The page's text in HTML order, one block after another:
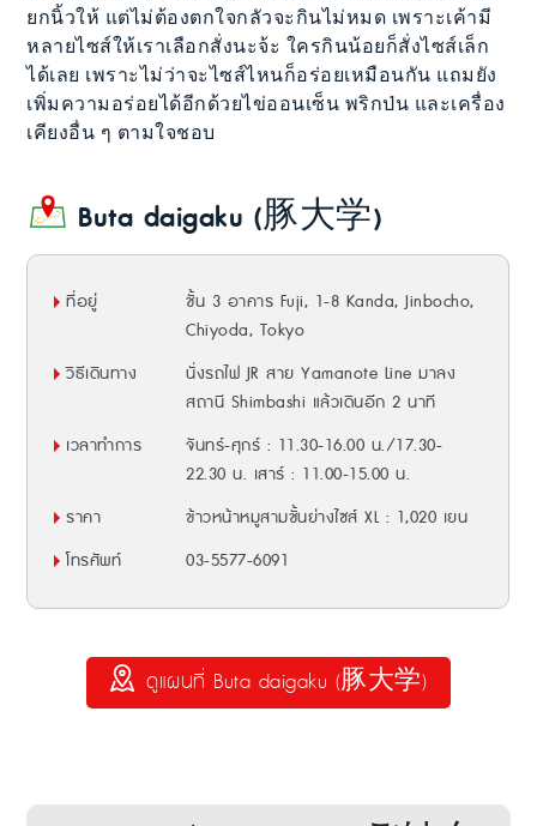
ยกนิ้วให้ แต่ไม่ต้องตกใจกลัวจะกินไม่หมด เพราะเค้ามี
หลายไซส์ให้เราเลือกสั่งนะจ้ะ ใครกินน้อยก็สั่งไซส์เล็ก
ได้เลย เพราะไม่ว่าจะไซส์ไหนก็อร่อยเหมือนกัน แถมยัง
เพิ่มความอร่อยได้อีกด้วยไข่ออนเซ็น พริกป่น และเครื่อง
เคียงอื่น ๆ ตามใจชอบ
Buta daigaku (豚大学)
ที่อยู่
ชั้น 3 อาคาร Fuji, 1-8 Kanda, Jinbocho,
Chiyoda, Tokyo
วิธีเดินทาง
นั่งรถไฟ JR สาย Yamanote Line มาลง
สถานี Shimbashi แล้วเดินอีก 2 นาที
เวลาทำการ
จันทร์-ศุกร์ : 11.30-16.00 น./17.30-
22.30 น. เสาร์ : 11.00-15.00 น.
ราคา
ข้าวหน้าหมูสามชั้นย่างไซส์ XL : 1,020 เยน
โทรศัพท์
03-5577-6091
ดูแผนที่ Buta daigaku (豚大学)